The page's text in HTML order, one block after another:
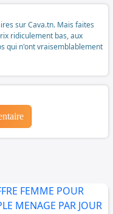
sur Cava.tn. Mais faites
ridiculement bas, aux
qui n'ont vraisemblablement